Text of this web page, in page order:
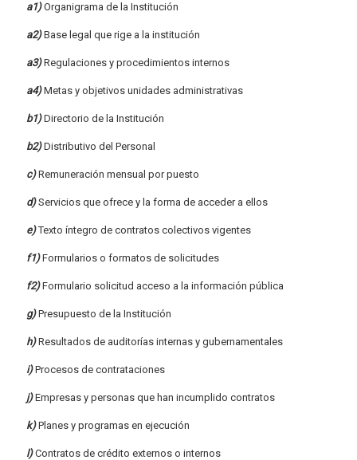
a1) Organigrama de la Institución
a2) Base legal que rige a la institución
a3)Regulaciones y procedimientos internos
a4)Metas y objetivos unidades administrativas
b1)Directorio de la Institución
b2)Distributivo del Personal
c)Remuneración mensual por puesto
d)Servicios que ofrece y la forma de acceder a ellos
e)Texto íntegro de contratos colectivos vigentes
f1)Formularios o formatos de solicitudes
f2)Formulario solicitud acceso a la información pública
g) Presupuesto de la Institución
h)Resultados de auditorías internas y gubernamentales
i) Procesos de contrataciones
j) Empresas y personas que han incumplido contratos
k) Planes y programas en ejecución
l) Contratos de crédito externos o internos